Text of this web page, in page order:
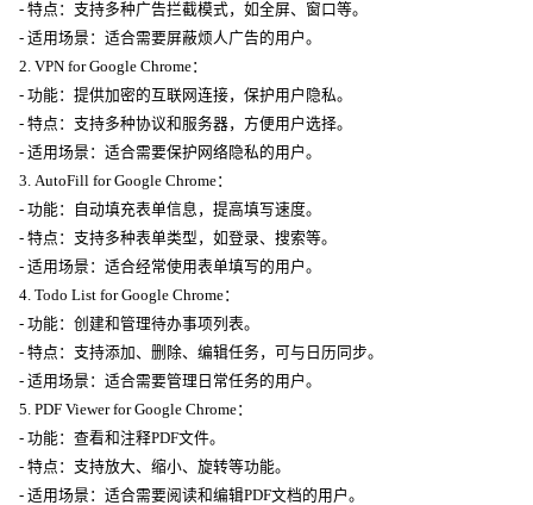
- 特点：支持多种广告拦截模式，如全屏、窗口等。
- 适用场景：适合需要屏蔽烦人广告的用户。
2. VPN for Google Chrome：
- 功能：提供加密的互联网连接，保护用户隐私。
- 特点：支持多种协议和服务器，方便用户选择。
- 适用场景：适合需要保护网络隐私的用户。
3. AutoFill for Google Chrome：
- 功能：自动填充表单信息，提高填写速度。
- 特点：支持多种表单类型，如登录、搜索等。
- 适用场景：适合经常使用表单填写的用户。
4. Todo List for Google Chrome：
- 功能：创建和管理待办事项列表。
- 特点：支持添加、删除、编辑任务，可与日历同步。
- 适用场景：适合需要管理日常任务的用户。
5. PDF Viewer for Google Chrome：
- 功能：查看和注释PDF文件。
- 特点：支持放大、缩小、旋转等功能。
- 适用场景：适合需要阅读和编辑PDF文档的用户。